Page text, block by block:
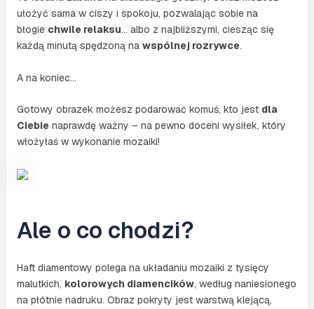
ułożyć sama w ciszy i spokoju, pozwalając sobie na
błogie chwile relaksu… albo z najbliższymi, ciesząc się
każdą minutą spędzoną na wspólnej rozrywce.
A na koniec…
Gotowy obrazek możesz podarować komuś, kto jest dla
Ciebie naprawdę ważny – na pewno doceni wysiłek, który
włożyłaś w wykonanie mozaiki!
Ale o co chodzi?
Haft diamentowy polega na układaniu mozaiki z tysięcy
malutkich, kolorowych diamencików, według naniesionego
na płótnie nadruku. Obraz pokryty jest warstwą klejącą,